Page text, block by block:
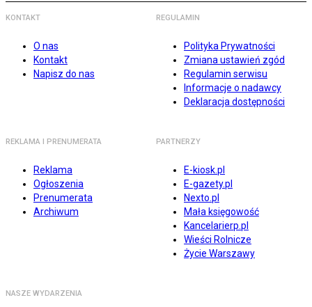
KONTAKT
O nas
Kontakt
Napisz do nas
REGULAMIN
Polityka Prywatności
Zmiana ustawień zgód
Regulamin serwisu
Informacje o nadawcy
Deklaracja dostępności
REKLAMA I PRENUMERATA
Reklama
Ogłoszenia
Prenumerata
Archiwum
PARTNERZY
E-kiosk.pl
E-gazety.pl
Nexto.pl
Mała księgowość
Kancelarierp.pl
Wieści Rolnicze
Życie Warszawy
NASZE WYDARZENIA